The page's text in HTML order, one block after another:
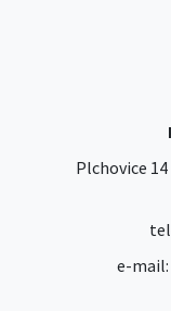
Plchovice
e-mail: